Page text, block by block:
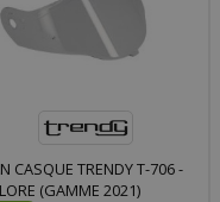
CASQUE TRENDY T-706 -
(GAMME 2021)